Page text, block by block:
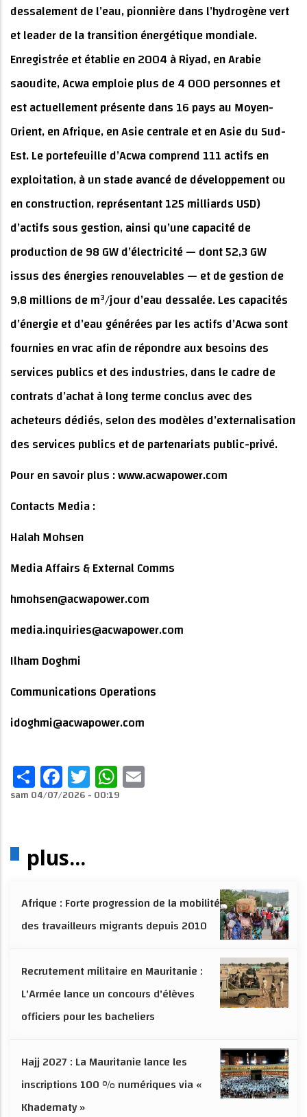
dessalement de l’eau, pionnière dans l’hydrogène vert
et leader de la transition énergétique mondiale.
Enregistrée et établie en 2004 à Riyad, en Arabie
saoudite, Acwa emploie plus de 4 000 personnes et
est actuellement présente dans 16 pays au Moyen-
Orient, en Afrique, en Asie centrale et en Asie du Sud-
Est. Le portefeuille d’Acwa comprend 111 actifs en
exploitation, à un stade avancé de développement ou
en construction, représentant 125 milliards USD)
d’actifs sous gestion, ainsi qu’une capacité de
production de 98 GW d’électricité — dont 52,3 GW
issus des énergies renouvelables — et de gestion de
9,8 millions de m³/jour d’eau dessalée. Les capacités
d’énergie et d’eau générées par les actifs d’Acwa sont
fournies en vrac afin de répondre aux besoins des
services publics et des industries, dans le cadre de
contrats d’achat à long terme conclus avec des
acheteurs dédiés, selon des modèles d’externalisation
des services publics et de partenariats public-privé.
Pour en savoir plus : www.acwapower.com
Contacts Media :
Halah Mohsen
Media Affairs & External Comms
hmohsen@acwapower.com
media.inquiries@acwapower.com
Ilham Doghmi
Communications Operations
idoghmi@acwapower.com
ShareFacebook
TwitterWhatsApp
sam 04/07/2026 - 00:19
plus...
Afrique : Forte progression de la mobilité
des travailleurs migrants depuis 2010
Recrutement militaire en Mauritanie :
L'Armée lance un concours d'élèves
officiers pour les bacheliers
Hajj 2027 : La Mauritanie lance les
inscriptions 100 % numériques via «
Khadematy »